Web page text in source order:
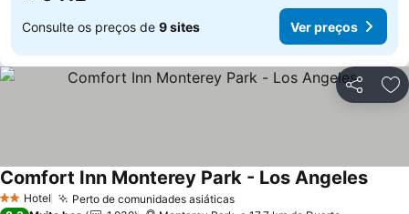
Consulte os preços de 9 sites Ver preços
Partilhar
2 Estrelas
Hotel Perto de comunidades asiáticasVer preços
Comfort Inn Monterey Park - Los AngelesVer